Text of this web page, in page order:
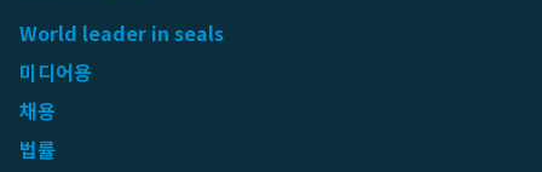
World leader in seals
미디어용
채용
법률